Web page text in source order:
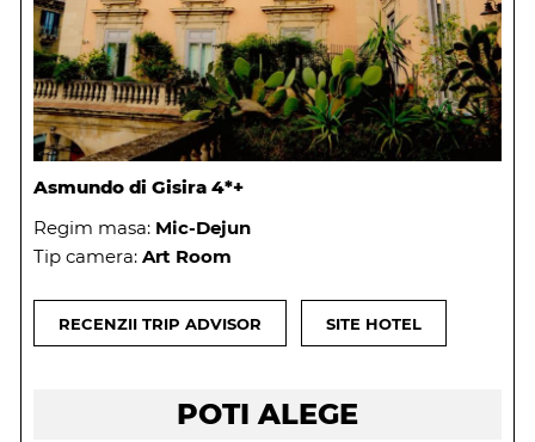
Asmundo di Gisira 4*+
Regim masa: Mic-Dejun
Tip camera: Art Room
RECENZII TRIP ADVISOR SITE HOTEL
POTI ALEGE